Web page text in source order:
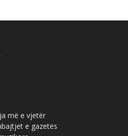
më e vjetër
e gazetës